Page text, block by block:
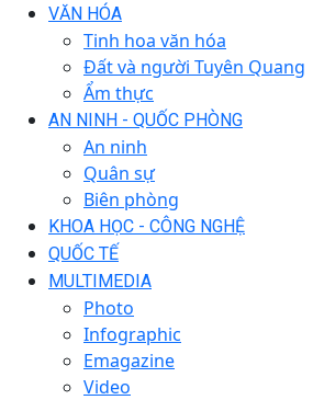
VĂN HÓA
Tinh hoa văn hóa
Đất và người Tuyên Quang
Ẩm thực
AN NINH - QUỐC PHÒNG
An ninh
Quân sự
Biên phòng
KHOA HỌC - CÔNG NGHỆ
QUỐC TẾ
MULTIMEDIA
Photo
Infographic
Emagazine
Video